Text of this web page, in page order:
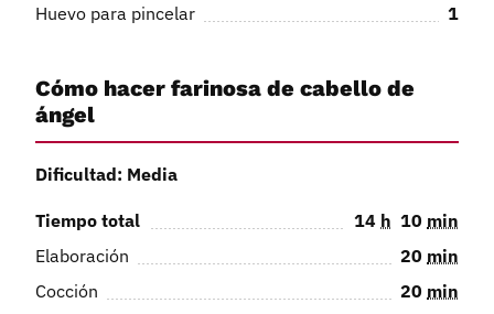
Huevo para pincelar
1
Cómo hacer farinosa de cabello de
ángel
Dificultad: Media
Tiempo total 14 h 10 min
Elaboración
20 min
Cocción
20 min